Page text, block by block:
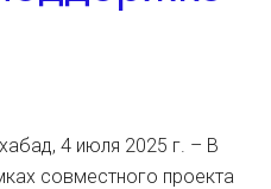
4 июля 2025 г. – В
совместного проекта